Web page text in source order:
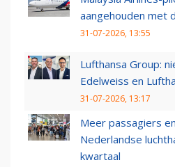
aangehouden met
31-07-2026, 13:55
Lufthansa Group:
Edelweiss en
31-07-2026, 13:17
Meer passagiers
Nederlandse
kwartaal